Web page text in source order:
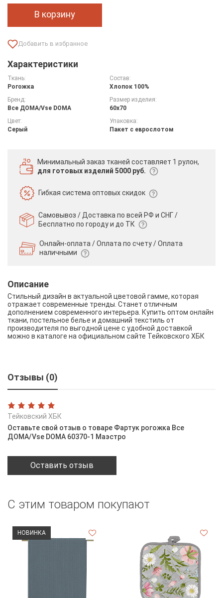
В корзину
Характеристики
Ткань:
Рогожка
Состав:
Хлопок 100%
Бренд:
Все ДOMA/Vse DOMA
Размер изделия:
60х70
Цвет:
Серый
Упаковка:
Пакет с еврослотом
Минимальный заказ тканей составляет 1 рулон,
для готовых изделий 5000 руб.
Гибкая системаоптовых скидок
Самовывоз / Доставка по всей РФ и СНГ /
Бесплатно по городу и до ТК
Онлайн-оплата / Оплата по счету /Оплата
наличными
Описание
Стильный дизайн в актуальной цветовой гамме, которая
отражает современные тренды. Станет отличным
дополнением современного интерьера. Купить оптом онлайн
ткани, постельное белье и домашний текстиль от
производителя по выгодной цене с удобной доставкой
можно в каталоге на официальном сайте Тейковского ХБК
Отзывы (0)
Тейковский ХБК
Оставьте свой отзыв о товаре Фартук рогожка Все
ДОМА/Vse DOMA 60370-1 Маэстро
Оставить отзыв
С этим товаром покупают
НОВИНКА